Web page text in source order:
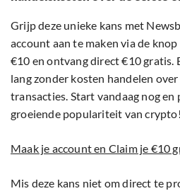
Grijp deze unieke kans met
account aan te maken via de
€10 en ontvang direct €10 gratis.
lang zonder kosten handelen
transacties. Start vandaag nog
groeiende populariteit van crypto!
Maak je account en Claim je €10
Mis deze kans niet om direct te